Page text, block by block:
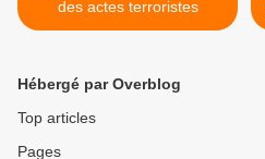
des actes terroristes
Hébergé par Overblog
Top articles
Pages